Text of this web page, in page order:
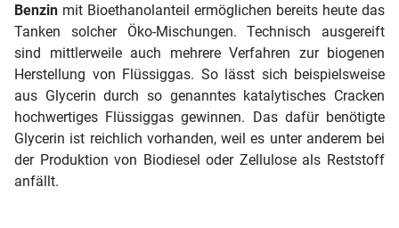
Benzin mit Bioethanolanteil ermöglichen bereits heute das
Tanken solcher Öko-Mischungen. Technisch ausgereift
sind mittlerweile auch mehrere Verfahren zur biogenen
Herstellung von Flüssiggas. So lässt sich beispielsweise
aus Glycerin durch so genanntes katalytisches Cracken
hochwertiges Flüssiggas gewinnen. Das dafür benötigte
Glycerin ist reichlich vorhanden, weil es unter anderem bei
der Produktion von Biodiesel oder Zellulose als Reststoff
anfällt.